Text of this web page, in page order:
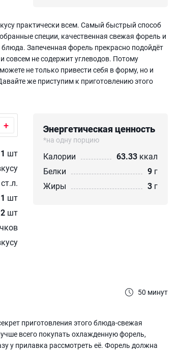
практически всем. Самый быстрый способ
специи, качественная свежая форель и
блюда. Запеченная форель прекрасно подойдёт
совсем не содержит углеводов. Потому
не только привести себя в форму, но и
же приступим к приготовлению этого
+
1 шт
ст.л.
1 шт
2 шт
Энергетическая ценность
*на одну порцию
Калории 63.33 ккал
Белки
9 г
Жиры
3 г
50 минут
приготовления этого блюда-свежая
всего покупать охлажденную форель,
у прилавка рассмотреть её. Форель должна